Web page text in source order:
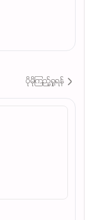
ပိုမိုကြည့်ရှုရန်